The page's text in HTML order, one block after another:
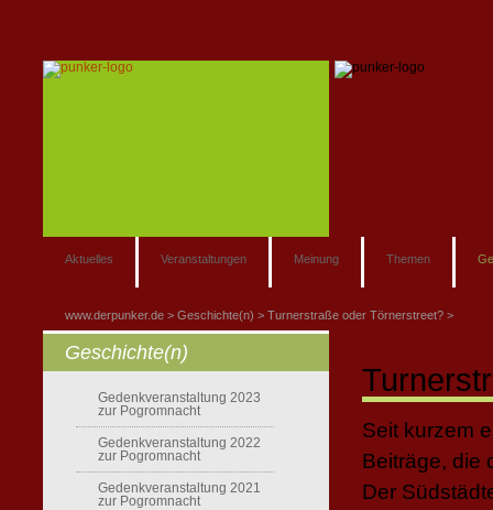
Aktuelles Veranstaltungen Meinung Themen
www.derpunker.de Geschichte(n) Turnerstraße oder Törnerstreet?
Seit kurzem
Beiträge, die
Der
Geschichte(n)
Gedenkveranstaltung 2023
zur Pogromnacht
Gedenkveranstaltung 2022
zur Pogromnacht
Gedenkveranstaltung 2021
zur Pogromnacht